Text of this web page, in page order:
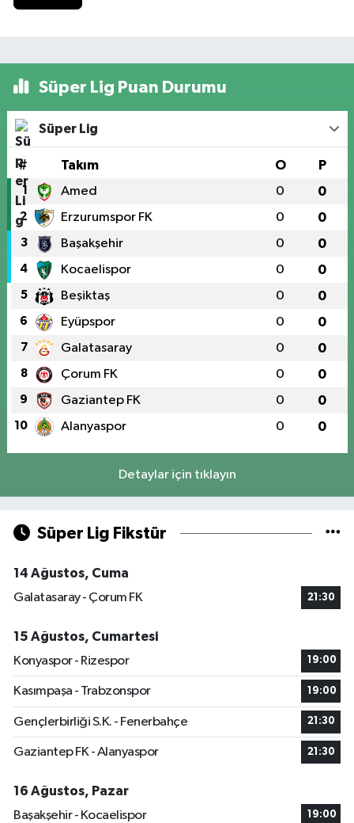
Süper Lig Puan Durumu
Süper Lig
# Takım O P
1 Amed 0 0
2 Erzurumspor FK 0 0
3 Başakşehir 0 0
4 Kocaelispor 0 0
5 Beşiktaş 0 0
6 Eyüpspor 0 0
7 Galatasaray 0 0
8 Çorum FK 0 0
9 Gaziantep FK 0 0
10 Alanyaspor 0 0
Detaylar için tıklayın
Süper Lig Fikstür
14 Ağustos, Cuma
Galatasaray - Çorum FK
21:30
15 Ağustos, Cumartesi
Konyaspor - Rizespor
19:00
Kasımpaşa - Trabzonspor 19:00
Gençlerbirliği S.K. - Fenerbahçe 21:30
Gaziantep FK - Alanyaspor 21:30
16 Ağustos, Pazar
Başakşehir - Kocaelispor
19:00